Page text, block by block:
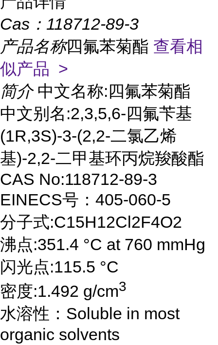
Cas： 118712-89-3
产品名称四氟苯菊酯 查看相
似产品 >
简介 中文名称:四氟苯菊酯
中文别名:2,3,5,6-四氟苄基
(1R,3S)-3-(2,2-二氯乙烯
基)-2,2-二甲基环丙烷羧酸酯
CAS No:118712-89-3
EINECS号：405-060-5
分子式:C15H12Cl2F4O2
沸点:351.4 °C at 760 mmHg
闪光点:115.5 °C
密度:1.492 g/cm3
水溶性：Soluble in most
organic solvents